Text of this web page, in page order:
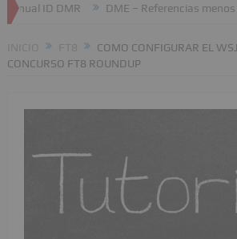
DMR DME – Referencias menos
COMO CONFIGURAR EL
CONCURSO FT8 ROUNDUP